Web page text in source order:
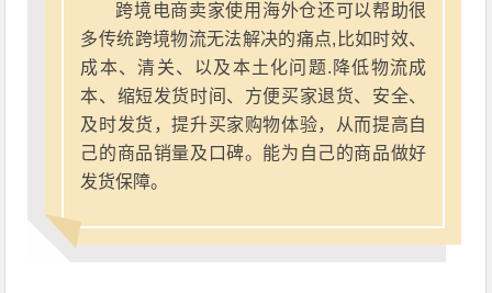
跨境电商卖家使用海外仓还可以帮助很
多传统跨境物流无法解决的痛点,比如时效、
成本、清关、以及本土化问题.降低物流成
本、缩短发货时间、方便买家退货、安全、
及时发货，提升买家购物体验，从而提高自
己的商品销量及口碑。能为自己的商品做好
发货保障。